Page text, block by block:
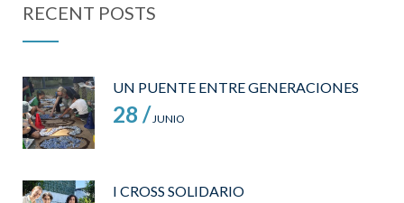
RECENT POSTS
UN PUENTE ENTRE GENERACIONES
28 / JUNIO
I CROSS SOLIDARIO